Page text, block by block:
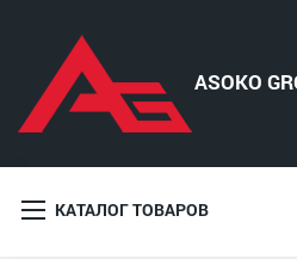
КАТАЛОГ ТОВАРОВ